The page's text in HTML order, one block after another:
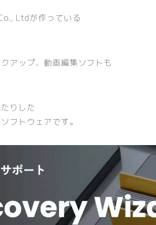
Ltdが作っている
アップ、動画編集ソフトも
りした
フトウェアです。